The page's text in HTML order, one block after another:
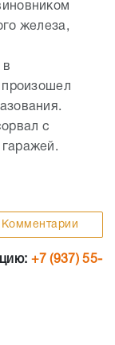
железа,
в
с
Комментарии
+7 (937) 55-